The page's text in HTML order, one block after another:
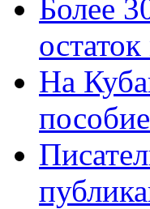
Более
На